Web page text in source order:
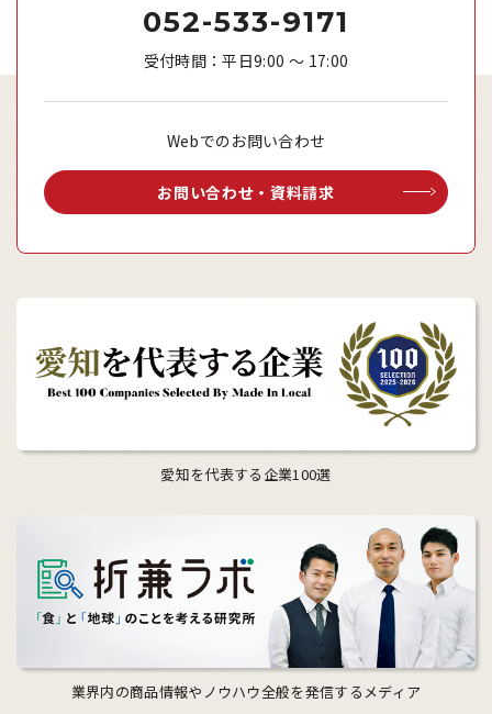
052-533-9171
受付時間：平日9:00 ～ 17:00
Webでのお問い合わせ
お問い合わせ・資料請求
愛知を代表する企業100選
業界内の商品情報やノウハウ全般を発信するメディア